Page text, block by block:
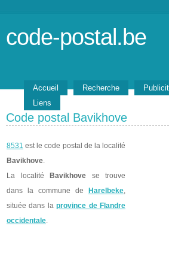
code-postal.be
Accueil Recherche
Liens
Code postal Bavikhove
8531 est le code postal de la localité
Bavikhove.
La localité
Bavikhove se trouve
dans la commune de
Harelbeke,
située dans laprovince de Flandre
occidentale.